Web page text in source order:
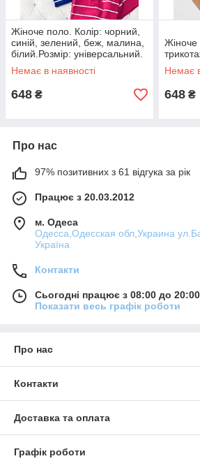
Жіноче поло. Колір: чорний,
синій, зелений, беж, малина,
білий.Розмір: універсальний.
Немає в наявності
648 ₴
Жіноче
Немає
648 ₴
Про нас
97% позитивних з 61 відгука за рік
Працює з 20.03.2012
м. Одеса
Одесса,Одесская обл,Украина
Україна
Контакти
Сьогодні працює з 08:00 до 20:00
Показати весь графік роботи
Про нас
Контакти
Доставка та оплата
Графік роботи